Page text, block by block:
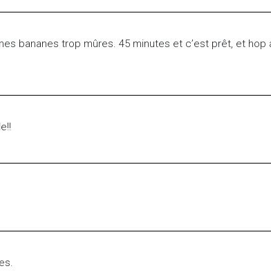
bananes trop mûres. 45 minutes et c’est prêt, et hop